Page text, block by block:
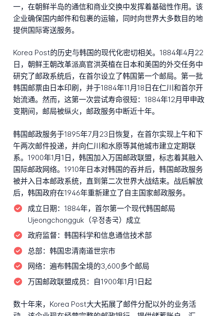
一，在朝鲜半岛的通信和商业交换中发挥着基础性作用。该
企业确保国内邮件和包裹的运输，同时向世界大多数目的地
提供国际寄送服务。
Korea Post的历史与韩国的现代化密切相关。1884年4月22
日，朝鲜王朝改革派高官洪英植在日本和美国的外交任务中
研究了邮政系统后，在首尔设立了韩国第一个邮局。第一批
韩国邮票由日本印刷，并于1884年11月18日在仁川和首尔开
始流通。然而，这第一次尝试寿命很短：1884年12月甲申政
变期间，邮局被纵火，邮政服务中断近十年。
韩国邮政服务于1895年7月23日恢复，在首尔实现上午和下
午两次邮件投递，并向仁川和水原等其他城市建立定期联
系。1900年1月1日，韩国加入万国邮政联盟，标志着其融入
国际邮政网络。1910年日本对韩国的吞并后，韩国邮政服务
被并入日本邮政系统，直到第二次世界大战结束。战后解放
后，韩国政府在1946年重新建立了自主国家邮政服务。
成立日期： 1884年，首尔第一个现代韩国邮局
Ujeongchongguk（우정총국）成立
政府监督： 韩国科学和信息通信技术部
总部： 韩国忠清南道世宗市
网络： 遍布韩国全境的3,600多个邮局
万国邮政联盟成员：
自1900年1月1日起
数十年来，Korea Post大大拓展了邮件分配以外的业务活